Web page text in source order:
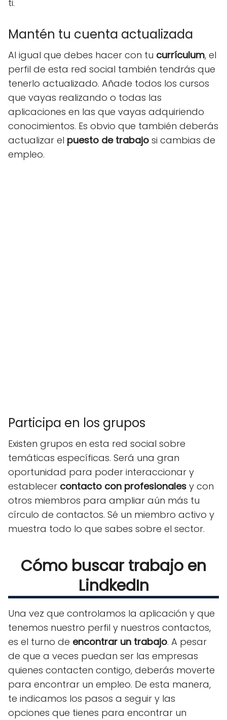
ti.
Mantén tu cuenta actualizada
Al igual que debes hacer con tu currículum, el
perfil de esta red social también tendrás que
tenerlo actualizado. Añade todos los cursos
que vayas realizando o todas las
aplicaciones en las que vayas adquiriendo
conocimientos. Es obvio que también deberás
actualizar el puesto de trabajo si cambias de
empleo.
Participa en los grupos
Existen grupos en esta red social sobre
temáticas específicas. Será una gran
oportunidad para poder interaccionar y
establecer contacto con profesionales y con
otros miembros para ampliar aún más tu
círculo de contactos. Sé un miembro activo y
muestra todo lo que sabes sobre el sector.
Cómo buscar trabajo en
LindkedIn
Una vez que controlamos la aplicación y que
tenemos nuestro perfil y nuestros contactos,
es el turno de encontrar un trabajo. A pesar
de que a veces puedan ser las empresas
quienes contacten contigo, deberás moverte
para encontrar un empleo. De esta manera,
te indicamos los pasos a seguir y las
opciones que tienes para encontrar un